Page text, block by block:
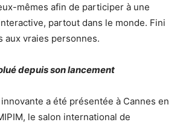
mêmes afin de participer à une
partout dans le monde. Fini
aux vraies personnes.
depuis son lancement
a été présentée à Cannes en
le salon international de